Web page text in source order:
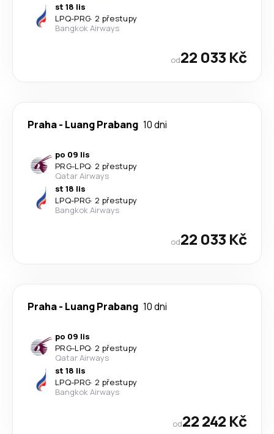
st 18 lis
LPQ-PRG· 2 přestupy
Bangkok Airways
od22 033 Kč
Praha- Luang Prabang 10 dni
po 09 lis
PRG-LPQ· 2 přestupy
Qatar Airways
st 18 lis
LPQ-PRG· 2 přestupy
Bangkok Airways
od22 033 Kč
Praha- Luang Prabang 10 dni
po 09 lis
PRG-LPQ· 2 přestupy
Qatar Airways
st 18 lis
LPQ-PRG· 2 přestupy
Bangkok Airways
od22 242 Kč